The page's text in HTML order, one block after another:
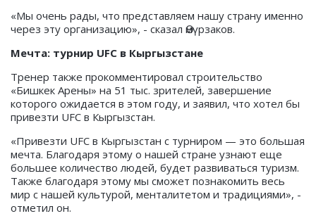
«Мы очень рады, что представляем нашу страну именно
через эту организацию», - сказал Өмүрзаков.
Мечта: турнир UFC в Кыргызстане
Тренер также прокомментировал строительство
«Бишкек Арены» на 51 тыс. зрителей, завершение
которого ожидается в этом году, и заявил, что хотел бы
привезти UFC в Кыргызстан.
«Привезти UFC в Кыргызстан с турниром — это большая
мечта. Благодаря этому о нашей стране узнают еще
большее количество людей, будет развиваться туризм.
Также благодаря этому мы сможет познакомить весь
мир с нашей культурой, менталитетом и традициями», -
отметил он.